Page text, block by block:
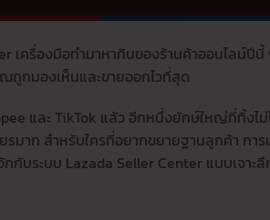
เครื่องมือทำมาหากินของร้านค้าออนไลน์ปี
ถูกมองเห็นและขายออกไวที่สุด
และ TikTok แล้ว อีกหนึ่งยักษ์ใหญ่ที่ทิ้ง
มาก สำหรับใครที่อยากขยายฐานลูกค้า กา
กับระบบ Lazada Seller Center แบบเจาะ